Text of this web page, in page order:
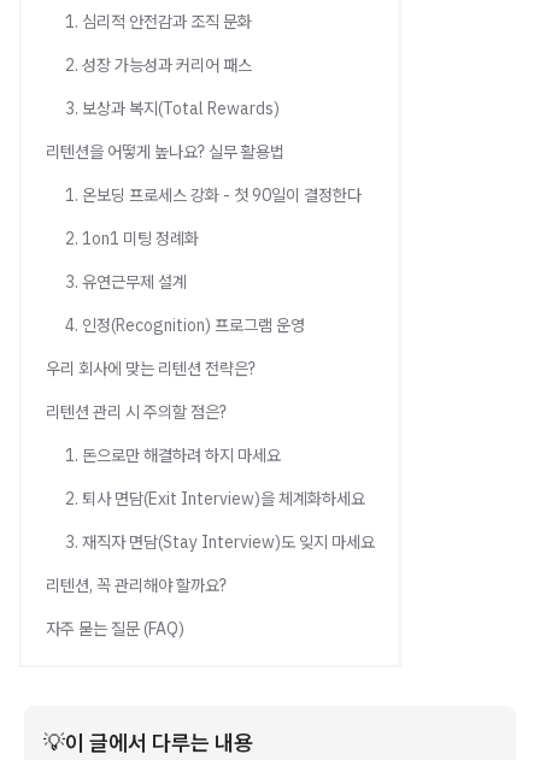
1. 심리적 안전감과 조직 문화
2. 성장 가능성과 커리어 패스
3. 보상과 복지(Total Rewards)
리텐션을 어떻게 높나요? 실무 활용법
1. 온보딩 프로세스 강화 - 첫 90일이 결정한다
2. 1on1 미팅 정례화
3. 유연근무제 설계
4. 인정(Recognition) 프로그램 운영
우리 회사에 맞는 리텐션 전략은?
리텐션 관리 시 주의할 점은?
1. 돈으로만 해결하려 하지 마세요
2. 퇴사 면담(Exit Interview)을 체계화하세요
3. 재직자 면담(Stay Interview)도 잊지 마세요
리텐션, 꼭 관리해야 할까요?
자주 묻는 질문 (FAQ)
💡이 글에서 다루는 내용